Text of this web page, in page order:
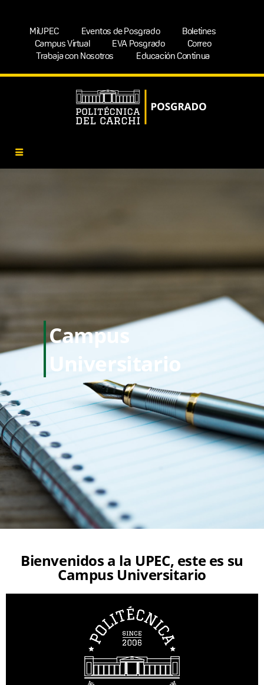
MiUPEC Eventos de Posgrado
Boletines
Campus Virtual
EVA Posgrado
Correo
Trabaja con Nosotros
Educación Continua
Campus
Universitario
Bienvenidos a la UPEC, este es su
Campus Universitario